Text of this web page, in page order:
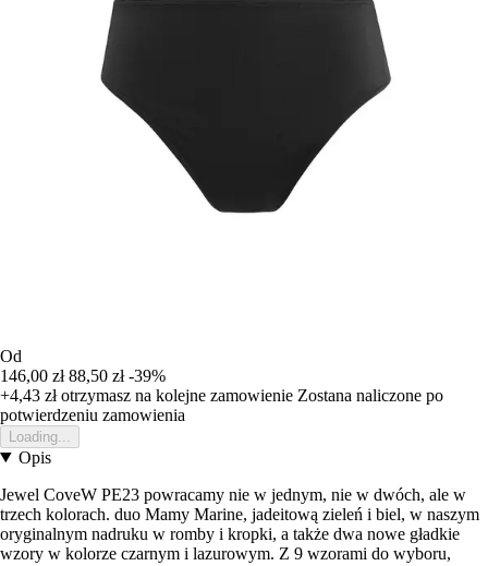
Od
146,00 zł 88,50 zł -39%
+4,43 złotrzymasz na kolejne zamowienie Zostana naliczone po
potwierdzeniu zamowienia
Loading...
Opis
Jewel CoveW PE23 powracamy nie w jednym, nie w dwóch, ale w
trzech kolorach. duo Mamy Marine, jadeitową zieleń i biel, w naszym
oryginalnym nadruku w romby i kropki, a także dwa nowe gładkie
wzory w kolorze czarnym i lazurowym. Z 9 wzorami do wyboru,